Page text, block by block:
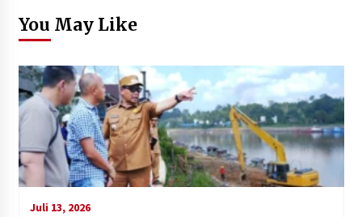
You May Like
Juli 13, 2026